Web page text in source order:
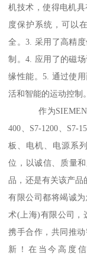
机技术，使得电机
度保护系统，可以
全。3. 采用了高精
制。4. 应用了的磁
缘性能。5. 通过使
活和智能的运动控
作为SIEMENS西
400、S7-1200、S7-
板、电机、电源系
位，以诚信、质量
品，还是有关该产品
有限公司都将竭诚
术(上海)有限公司，
携手合作，共同推
新！在当今高度信